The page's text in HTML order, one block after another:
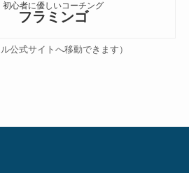
初心者に優しいコーチング
フラミンゴ
公式サイトへ移動できます）